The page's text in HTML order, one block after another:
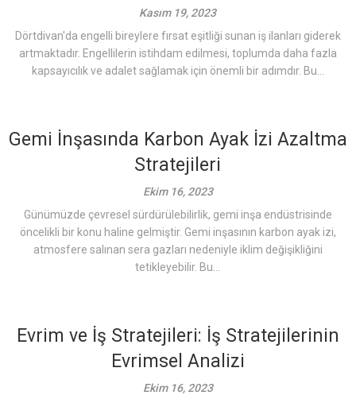
Kasım 19, 2023
Dörtdivan'da engelli bireylere fırsat eşitliği sunan iş ilanları giderek
artmaktadır. Engellilerin istihdam edilmesi, toplumda daha fazla
kapsayıcılık ve adalet sağlamak için önemli bir adımdır. Bu...
Gemi İnşasında Karbon Ayak İzi Azaltma
Stratejileri
Ekim 16, 2023
Günümüzde çevresel sürdürülebilirlik, gemi inşa endüstrisinde
öncelikli bir konu haline gelmiştir. Gemi inşasının karbon ayak izi,
atmosfere salınan sera gazları nedeniyle iklim değişikliğini
tetikleyebilir. Bu...
Evrim ve İş Stratejileri: İş Stratejilerinin
Evrimsel Analizi
Ekim 16, 2023